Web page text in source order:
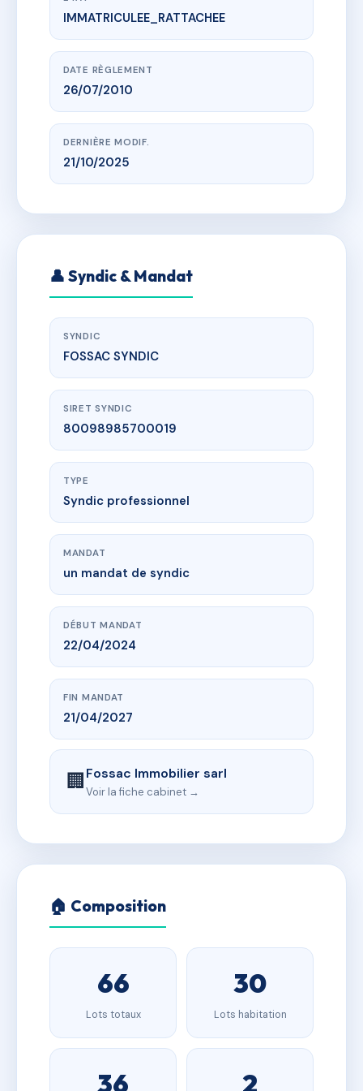
www.vme.plus/AB7715766
HEURE BLEUE A
all de la plage, 34280 La Grande-Motte
IMMATRICULEE_RATTACHEE
DATE RÈGLEMENT
26/07/2010
DERNIÈRE MODIF.
21/10/2025
👤 Syndic & Mandat
SYNDIC
FOSSAC SYNDIC
SIRET SYNDIC
80098985700019
TYPE
Syndic professionnel
MANDAT
un mandat de syndic
DÉBUT MANDAT
22/04/2024
FIN MANDAT
21/04/2027
🏢Fossac Immobilier sarl
Voir la fiche cabinet →
🏠 Composition
66
Lots totaux
30
Lots habitation
36 2